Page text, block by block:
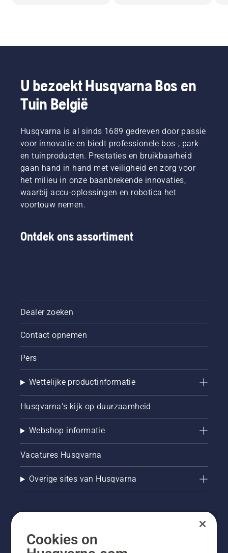
U bezoekt Husqvarna Bos en
Tuin België
Husqvarna is al sinds 1689 gedreven door passie
voor innovatie en biedt professionele bos-, park-
en tuinproducten. Prestaties en bruikbaarheid
gaan hand in hand met veiligheid en zorg voor
het milieu in onze baanbrekende innovaties,
waarbij accu-oplossingen en robotica het
voortouw nemen.
Ontdek ons assortiment
Dealer zoeken
Contact opnemen
Pers
Wettelijke productinformatie
Husqvarna's kijk op duurzaamheid
Webshop informatie
Vacatures Husqvarna
Overige sites van Husqvarna
Cookies on